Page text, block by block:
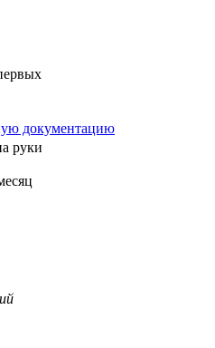
документацию
руки